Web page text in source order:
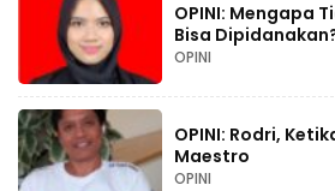
OPINI: Mengapa
Bisa
OPINI
OPINI: Rodri,
Maestro
OPINI